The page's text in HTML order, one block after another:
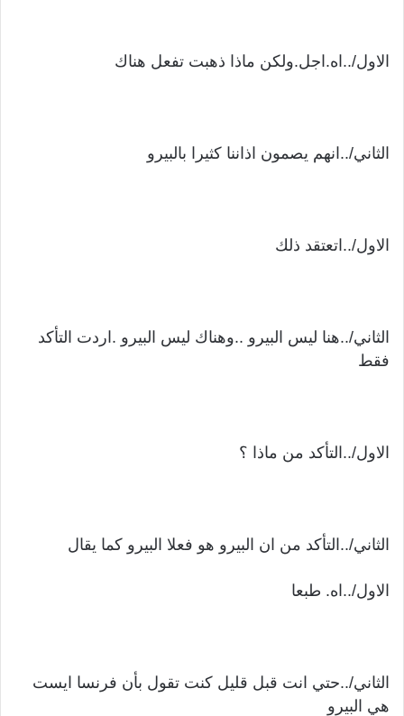
الاول/..اه.اجل.ولكن ماذا ذهبت تفعل هناك
الثاني/..انهم يصمون اذاننا كثيرا بالبيرو
الاول/..اتعتقد ذلك
الثاني/..هنا ليس البيرو ..وهناك ليس البيرو .اردت التأكد
فقط
الاول/..التأكد من ماذا ؟
الثاني/..التأكد من ان البيرو هو فعلا البيرو كما يقال
الاول/..اه. طبعا
الثاني/..حتي انت قبل قليل كنت تقول بأن فرنسا ايست
هي البيرو